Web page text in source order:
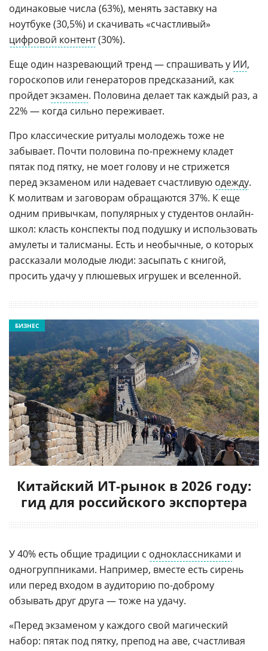
одинаковые числа (63%), менять заставку на
ноутбуке (30,5%) и скачивать «счастливый»
цифровой контент(30%).
Еще один назревающий тренд — спрашивать у ИИ,
гороскопов или генераторов предсказаний, как
пройдетэкзамен. Половина делает так каждый раз, а
22% — когда сильно переживает.
Про классические ритуалы молодежь тоже не
забывает. Почти половина по-прежнему кладет
пятак под пятку, не моет голову и не стрижется
перед экзаменом или надевает счастливую одежду.
К молитвам и заговорам обращаются 37%. К еще
одним привычкам, популярных у студентов онлайн-
школ: класть конспекты под подушку и использовать
амулеты и талисманы. Есть и необычные, о которых
рассказали молодые люди: засыпать с книгой,
просить удачу у плюшевых игрушек и вселенной.
Китайский ИТ-рынок в 2026 году:
гид для российского экспортера
БИЗНЕС
У 40% есть общие традиции с одноклассниками и
одногруппниками. Например, вместе есть сирень
или перед входом в аудиторию по-доброму
обзывать друг друга — тоже на удачу.
«Перед экзаменом у каждого свой магический
набор: пятак под пятку, препод на аве, счастливая